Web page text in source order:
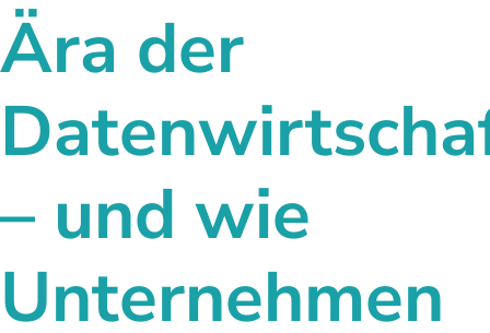
Ära der
– und wie
Unternehmen